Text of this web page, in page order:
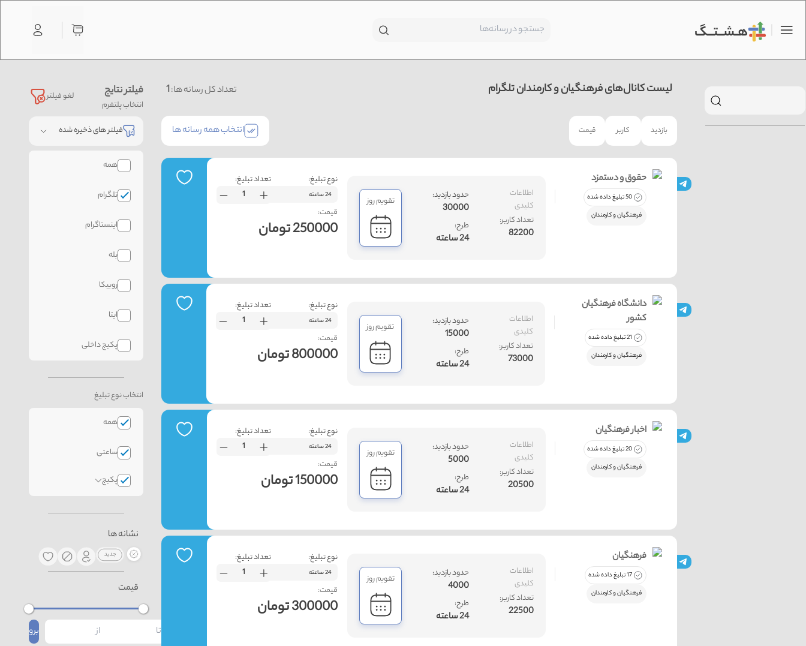
لغو فیلتر فیلتر نتایج
انتخاب پلتفرم
فیلتر های ذخیره شده
همه
تلگرام
اینستاگرام
بله
روبیکا
ایتا
پکیج داخلی
انتخاب نوع تبلیغ
همه
ساعتی
پکیج
نشانه ها
قیمت
برو
تعداد کل رسانه ها:1 لیست کانال‌های فرهنگیان و کارمندان تلگرام
انتخاب همه رسانه ها قیمت کاربر بازدید
نوع تبلیغ:
24 ساعته
تعداد تبلیغ:
قیمت:
250000 تومان
اطلاعات
کلیدی
تعداد کاربر:
82200
حدود بازدید:
30000
طرح:
24 ساعته
تقویم روز
حقوق و دستمزد
50 تبلیغ داده شده
فرهنگیان و کارمندان
نوع تبلیغ:
24 ساعته
تعداد تبلیغ:
قیمت:
800000 تومان
اطلاعات
کلیدی
تعداد کاربر:
73000
حدود بازدید:
15000
طرح:
24 ساعته
تقویم روز
دانشگاه فرهنگیان
کشور
21 تبلیغ داده شده
فرهنگیان و کارمندان
نوع تبلیغ:
24 ساعته
تعداد تبلیغ:
قیمت:
150000 تومان
اطلاعات
کلیدی
تعداد کاربر:
20500
حدود بازدید:
5000
طرح:
24 ساعته
تقویم روز
اخبار فرهنگیان
20 تبلیغ داده شده
فرهنگیان و کارمندان
نوع تبلیغ:
24 ساعته
تعداد تبلیغ:
قیمت:
300000 تومان
اطلاعات
کلیدی
تعداد کاربر:
22500
حدود بازدید:
4000
طرح:
24 ساعته
تقویم روز
فرهنگیان
17 تبلیغ داده شده
فرهنگیان و کارمندان